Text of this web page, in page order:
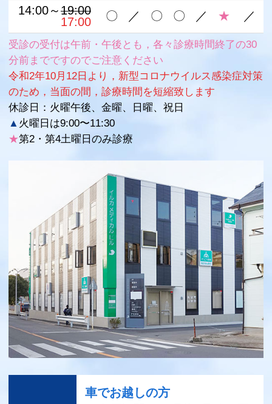
受診の受付は午前・午後とも，各々診療時間終了の30
分前までですのでご注意ください
令和2年10月12日より，新型コロナウイルス感染症対策
のため，当面の間，診療時間を短縮致します
休診日：火曜午後、金曜、日曜、祝日
▲ 火曜日は9:00〜11:30
★第2・第4土曜日のみ診療
14:00～19:00
17:00 〇 ／ 〇 〇 ／ ★ ／
車でお越しの方